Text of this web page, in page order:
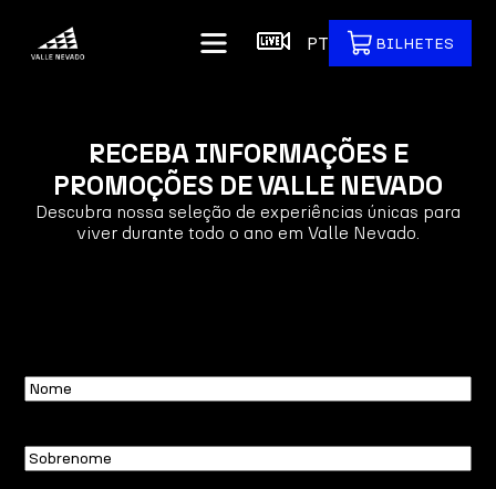
PT BILHETES
RECEBA INFORMAÇÕES E
PROMOÇÕES DE VALLE NEVADO
Descubra nossa seleção de experiências únicas para
viver durante todo o ano em Valle Nevado.
Nome
Sobrenome